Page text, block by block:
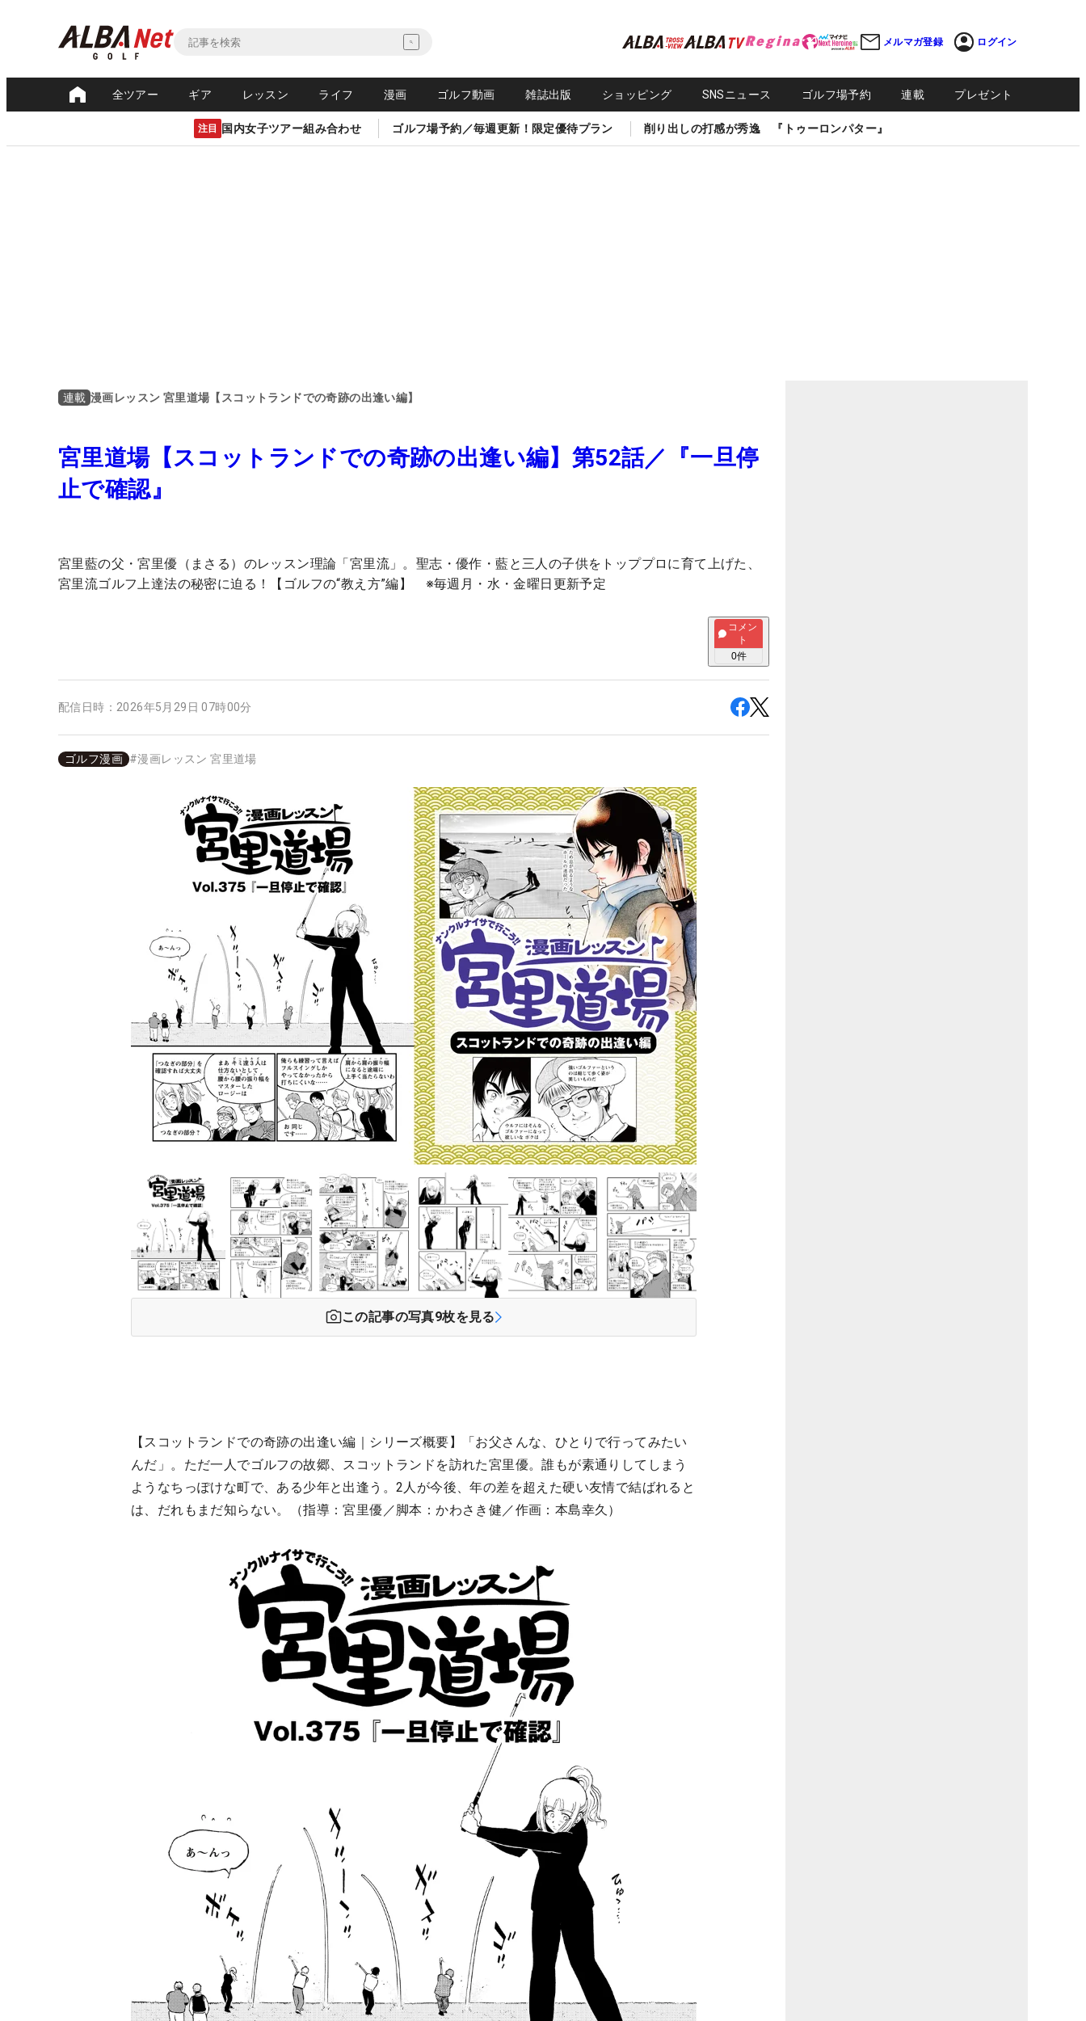
メルマガ登録 ログイン
全ツアー ギア レッスン ライフ 漫画 ゴルフ動画 雑誌出版 ショッピング SNSニュース ゴルフ場予約 連載 プレゼント
注目 国内女子ツアー組み合わせ ゴルフ場予約／毎週更新！限定優待プラン 削り出しの打感が秀逸 『トゥーロンパター』
連載 漫画レッスン 宮里道場【スコットランドでの奇跡の出逢い編】
宮里道場【スコットランドでの奇跡の出逢い編】第52話／『一旦停
止で確認』
宮里藍の父・宮里優（まさる）のレッスン理論「宮里流」。聖志・優作・藍と三人の子供をトッププロに育て上げた、
宮里流ゴルフ上達法の秘密に迫る！【ゴルフの“教え方”編】 ※毎週月・水・金曜日更新予定
コメン
ト
0件
配信日時： 2026年5月29日 07時00分
ゴルフ漫画 #漫画レッスン 宮里道場
この記事の写真9枚を見る
【スコットランドでの奇跡の出逢い編｜シリーズ概要】「お父さんな、ひとりで行ってみたい
んだ」。ただ一人でゴルフの故郷、スコットランドを訪れた宮里優。誰もが素通りしてしまう
ようなちっぽけな町で、ある少年と出逢う。2人が今後、年の差を超えた硬い友情で結ばれると
は、だれもまだ知らない。（指導：宮里優／脚本：かわさき健／作画：本島幸久）